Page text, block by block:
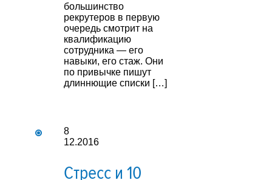
большинство
рекрутеров в первую
очередь смотрит на
квалификацию
сотрудника — его
навыки, его стаж. Они
по привычке пишут
длиннющие списки […]
8
12.2016
Стресс и 10